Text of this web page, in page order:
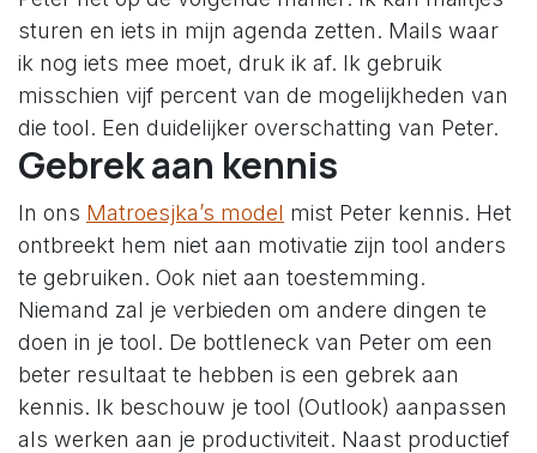
sturen en iets in mijn agenda zetten. Mails waar
ik nog iets mee moet, druk ik af. Ik gebruik
misschien vijf percent van de mogelijkheden van
die tool. Een duidelijker overschatting van Peter.
Gebrek aan kennis
In ons Matroesjka’s model mist Peter kennis. Het
ontbreekt hem niet aan motivatie zijn tool anders
te gebruiken. Ook niet aan toestemming.
Niemand zal je verbieden om andere dingen te
doen in je tool. De bottleneck van Peter om een
beter resultaat te hebben is een gebrek aan
kennis. Ik beschouw je tool (Outlook) aanpassen
als werken aan je productiviteit. Naast productief